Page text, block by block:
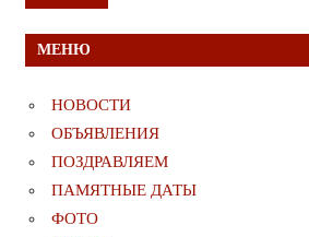
МЕНЮ
НОВОСТИ
ОБЪЯВЛЕНИЯ
ПОЗДРАВЛЯЕМ
ПАМЯТНЫЕ ДАТЫ
ФОТО